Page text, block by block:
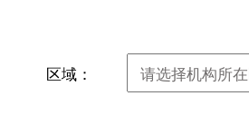
区域：